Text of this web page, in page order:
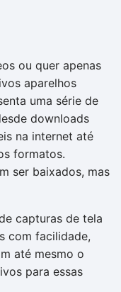
ou quer apenas
aparelhos
uma série de
downloads
na internet até
formatos.
ser baixados, mas
capturas de tela
com facilidade,
até mesmo o
para essas